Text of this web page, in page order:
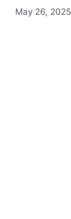
May 26, 2025